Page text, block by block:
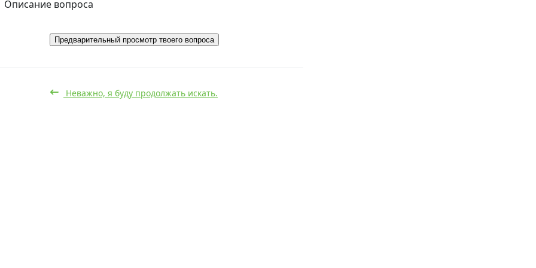
Описание вопроса
Предварительный просмотр твоего вопроса
Неважно, я буду продолжать искать.